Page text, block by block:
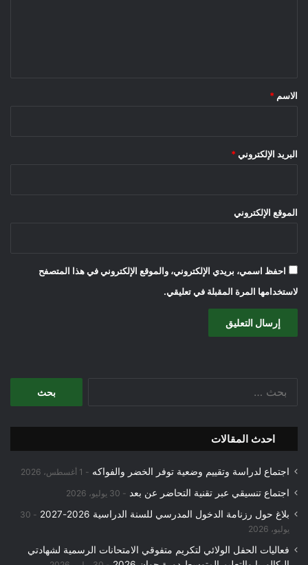
*
الاسم *
البريد الإلكتروني *
الموقع الإلكتروني
احفظ اسمي، بريدي الإلكتروني، والموقع الإلكتروني في هذا المتصفح
لاستخدامها المرة المقبلة في تعليقي.
احدث المقالات
اجتماع لدراسة وتقييم وضعية توفر الخضر والفواكه 1 أغسطس، 2026
اجتماع تنسيقي عبر تقنية التحاضر عن بعد 30 يوليو، 2026
بلاغ حول رزنامة الدخول المدرسي للسنة الدراسية 2026-2027
30
يوليو، 2026
فعاليات الحفل الولائي لتكريم متفوقي الامتحانات الرسمية لشهادتي